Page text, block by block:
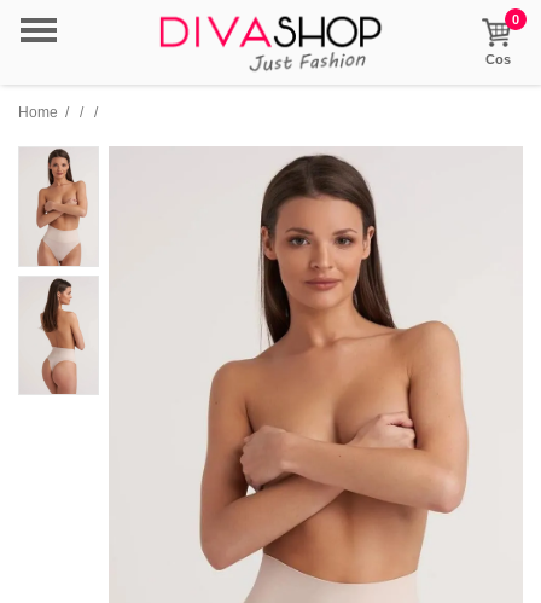
0
Cos
Home / / /